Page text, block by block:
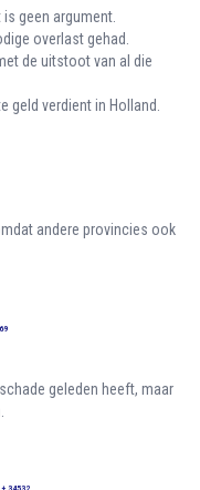
geen argument.
overlast gehad.
de uitstoot van al die
geld verdient in Holland.
andere provincies ook
geleden heeft, maar